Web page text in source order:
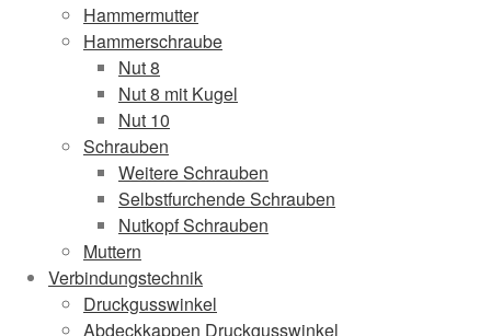
Hammermutter
Hammerschraube
Nut 8
Nut 8 mit Kugel
Nut 10
Schrauben
Weitere Schrauben
Selbstfurchende Schrauben
Nutkopf Schrauben
Muttern
Verbindungstechnik
Druckgusswinkel
Abdeckkappen Druckgusswinkel